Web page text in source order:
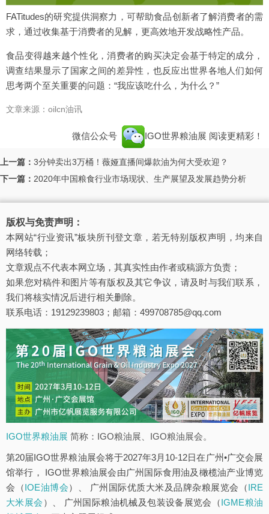
FATitudes的研究提供洞察力，可帮助食品创新者了解消费者的需
求，通过收集基于消费者的见解，更高效地开发战略性产品。
食品变得越来越个性化，消费者的购买决定会基于特定的成分，
调查结果显示了国家之间的差异性，也反应出世界各地人们如何
思考两个至关重要的问题：“我应该吃什么，为什么？”
文章来源：oilcn油讯
微信公众号 IGO世界粮油展 阅读更精彩！
上一篇： 3分钟卖出3万桶！薇娅直播间爆款油为何大受欢迎？
下一篇： 2020年中国粮食行业市场现状、生产展望及发展趋势分析
版权与免责声明：
本网站“行业资讯”板块所刊登文章，若无特别版权声明，均来自
网络转载；
文章观点不代表本网立场，其真实性由作者或稿源方负责；
如果您对稿件和图片等有版权及其它争议，请及时与我们联系，
我们将核实情况后进行相关删除。
联系电话：19129239803；邮箱：499708785@qq.com
IGO世界粮油展 简称：IGO粮油展、IGO粮油展会。
第20届IGO世界粮油展会将于2027年3月10-12日在广州•广交会展
馆举行， IGO世界粮油展会由广州国际食用油及橄榄油产业博览
会（IOE油博会）、 广州国际优质大米及品牌杂粮展览会（IRE
大米展会 ）、 广州国际粮油机械及包装设备展览会（IGME粮油